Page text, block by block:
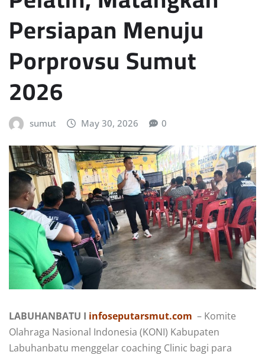
Persiapan Menuju
Porprovsu Sumut
2026
sumut May 30, 2026 0
LABUHANBATU I infoseputarsmut.com – Komite
Olahraga Nasional Indonesia (KONI) Kabupaten
Labuhanbatu menggelar coaching Clinic bagi para